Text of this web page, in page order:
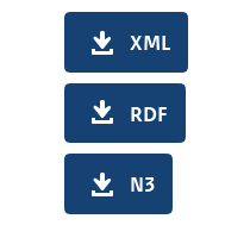
XML
RDF
N3